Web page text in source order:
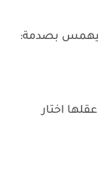
بيهمس بصدمة:
اختار